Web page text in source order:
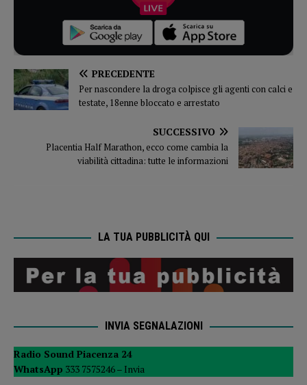
PRECEDENTE
Per nascondere la droga colpisce gli agenti con calci e
testate, 18enne bloccato e arrestato
SUCCESSIVO
Placentia Half Marathon, ecco come cambia la
viabilità cittadina: tutte le informazioni
LA TUA PUBBLICITÀ QUI
INVIA SEGNALAZIONI
Radio Sound Piacenza 24
WhatsApp 333 7575246 – Invia